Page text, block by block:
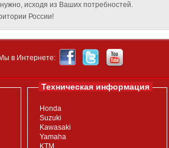
исходя из Ваших потребностей.
России!
Мы в Интернете:
Техническая информация
Honda
Suzuki
Kawasaki
Yamaha
KTM